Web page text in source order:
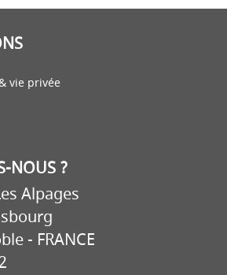
vie privée
NOUS ?
Alpages
- FRANCE